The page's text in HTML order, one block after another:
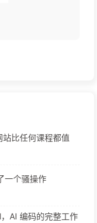
比任何课程都值
一个骚操作
AI 编码的完整工作